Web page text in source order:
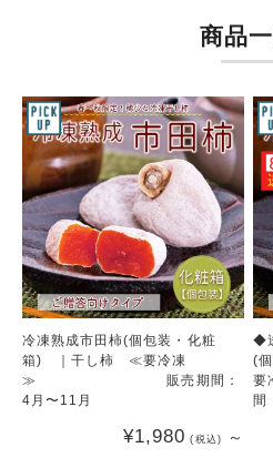
商品
冷凍熟成市田柿(個包装・化粧
箱) ｜干し柿 ≪要冷凍
≫ 販売期間：
4月〜11月
¥1,980 (税込) ～
◆
(
間